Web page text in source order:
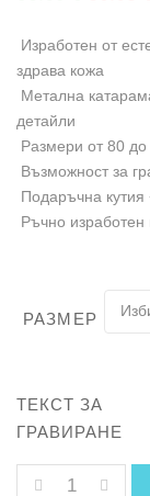
Изработен от
здрава кожа
Метална
детайли
Размери от 80
Възможност за
Подаръчна кутия
Ръчнo изработен
РАЗМЕР
ТЕКСТ ЗА
ГРАВИРАНЕ
КОЛИЧЕСТВО